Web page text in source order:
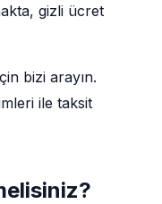
gizli ücret
bizi arayın.
ile taksit